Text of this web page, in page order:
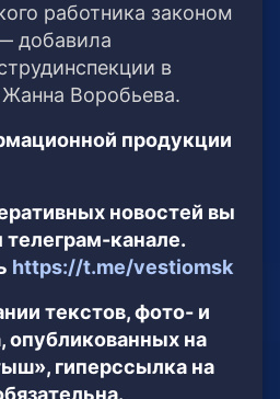
работника законом
добавила
в
Воробьева.
продукции
новостей вы
канале.
https://t.me/vestiomsk
текстов, фото- и
опубликованных на
гиперссылка на